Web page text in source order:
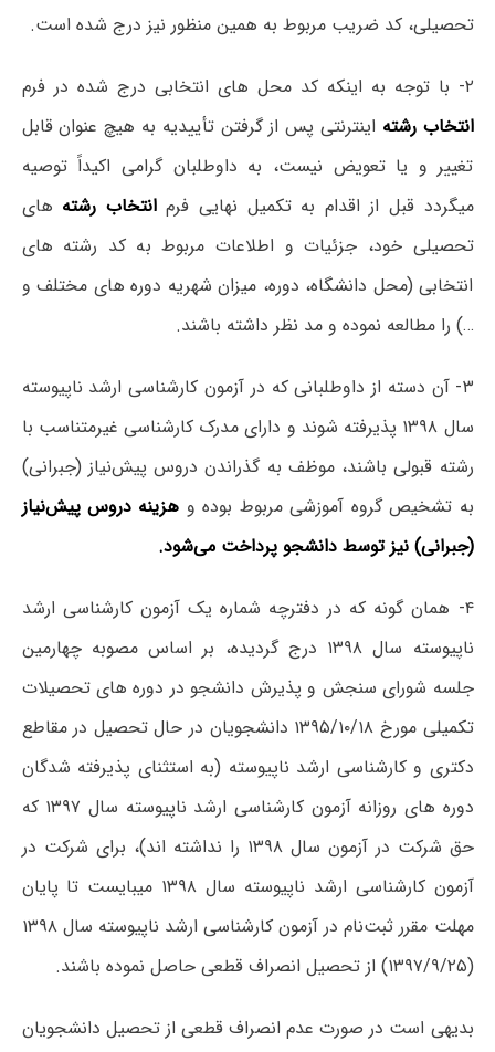
تحصیلی، کد ضریب مربوط به همین منظور نیز درج شده است.
۲- با توجه به اینکه کد محل های انتخابی درج شده در فرم
انتخاب رشته اینترنتی پس از گرفتن تأییدیه به هیچ عنوان قابل
تغییر و یا تعویض نیست، به داوطلبان گرامی اکیداً توصیه
میگردد قبل از اقدام به تکمیل نهایی فرمانتخاب رشته های
تحصیلی خود، جزئیات و اطلاعات مربوط به کد رشته های
انتخابی (محل دانشگاه، دوره، میزان شهریه دوره های مختلف و
…) را مطالعه نموده و مد نظر داشته باشند.
۳- آن دسته از داوطلبانی که در آزمون کارشناسی ارشد ناپیوسته
سال ۱۳۹۸ پذیرفته شوند و دارای مدرک کارشناسی غیرمتناسب با
رشته قبولی باشند، موظف به گذراندن دروس پیش‌نیاز (جبرانی)
به تشخیص گروه آموزشی مربوط بوده و هزینه دروس پیش‌نیاز
(جبرانی) نیز توسط دانشجو پرداخت می‌شود.
۴- همان گونه که در دفترچه شماره یک آزمون کارشناسی ارشد
ناپیوسته سال ۱۳۹۸ درج گردیده، بر اساس مصوبه چهارمین
جلسه شورای سنجش و پذیرش دانشجو در دوره های تحصیلات
تکمیلی مورخ ۱۳۹۵/۱۰/۱۸ دانشجویان در حال تحصیل در مقاطع
دکتری و کارشناسی ارشد ناپیوسته (به استثنای پذیرفته شدگان
دوره های روزانه آزمون کارشناسی ارشد ناپیوسته سال ۱۳۹۷ که
حق شرکت در آزمون سال ۱۳۹۸ را نداشته اند)، برای شرکت در
آزمون کارشناسی ارشد ناپیوسته سال ۱۳۹۸ میبایست تا پایان
مهلت مقرر ثبت‌نام در آزمون کارشناسی ارشد ناپیوسته سال ۱۳۹۸
(۱۳۹۷/۹/۲۵) از تحصیل انصراف قطعی حاصل نموده باشند.
بدیهی است در صورت عدم انصراف قطعی از تحصیل دانشجویان